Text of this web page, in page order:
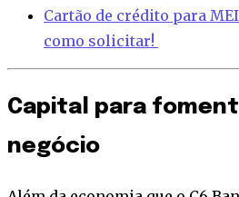
Cartão de crédito para
como solicitar!
Capital para
negócio